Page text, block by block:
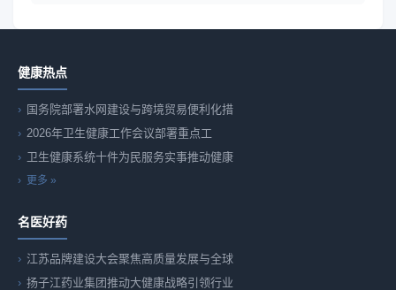
健康热点
国务院部署水网建设与跨境贸易便利化措
2026年卫生健康工作会议部署重点工
卫生健康系统十件为民服务实事推动健康
更多 »
名医好药
江苏品牌建设大会聚焦高质量发展与全球
扬子江药业集团推动大健康战略引领行业